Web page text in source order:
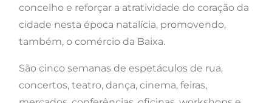
concelho e reforçar a atratividade do coração da
cidade nesta época natalícia, promovendo,
também, o comércio da Baixa.
São cinco semanas de espetáculos de rua,
concertos, teatro, dança, cinema, feiras,